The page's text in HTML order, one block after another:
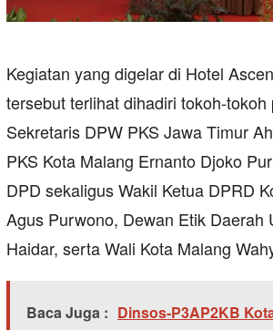
Kegiatan yang digelar di Hotel
tersebut terlihat dihadiri tokoh-
Sekretaris DPW PKS Jawa Timur
PKS Kota Malang Ernanto Djoko
DPD sekaligus Wakil Ketua DPRD
Agus Purwono, Dewan Etik Daerah
Haidar, serta Wali Kota Malang
Baca Juga : Dinsos-P3AP2KB